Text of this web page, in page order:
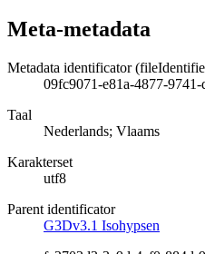
Meta-metadata
Metadata identificator
09fc9071-e81a-4877-9741-
Taal
Nederlands; Vlaams
Karakterset
utf8
Parent identificator
G3Dv3.1 Isohypsen